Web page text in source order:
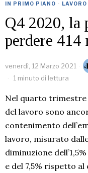
IN PRIMO PIANO · LAVORO
Q4 2020, la
perdere
venerdì, 12 Marzo 2021
1 minuto di lettura
Nel quarto trimestre
del lavoro sono
contenimento
lavoro, misurato
diminuzione
e del 7,5% rispetto